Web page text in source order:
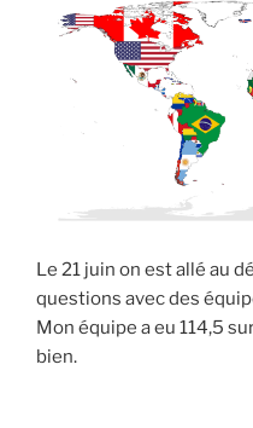
Le 21 juin on est allé au
questions avec des
Mon équipe a eu 114,5
bien.